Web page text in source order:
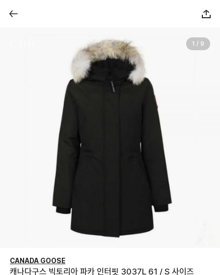
1 / 9
CANADA GOOSE
캐나다구스 빅토리아 파카 인터핏 3037L 61 / S 사이즈